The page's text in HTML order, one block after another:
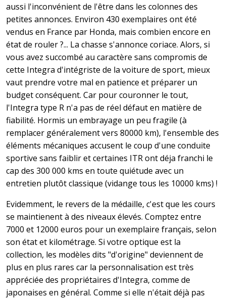
aussi l'inconvénient de l'être dans les colonnes des
petites annonces. Environ 430 exemplaires ont été
vendus en France par Honda, mais combien encore en
état de rouler ?... La chasse s'annonce coriace. Alors, si
vous avez succombé au caractère sans compromis de
cette Integra d'intégriste de la voiture de sport, mieux
vaut prendre votre mal en patience et préparer un
budget conséquent. Car pour couronner le tout,
l'Integra type R n'a pas de réel défaut en matière de
fiabilité. Hormis un embrayage un peu fragile (à
remplacer généralement vers 80000 km), l'ensemble des
éléments mécaniques accusent le coup d'une conduite
sportive sans faiblir et certaines ITR ont déja franchi le
cap des 300 000 kms en toute quiétude avec un
entretien plutôt classique (vidange tous les 10000 kms) !
Evidemment, le revers de la médaille, c'est que les cours
se maintienent à des niveaux élevés. Comptez entre
7000 et 12000 euros pour un exemplaire français, selon
son état et kilométrage. Si votre optique est la
collection, les modèles dits "d'origine" deviennent de
plus en plus rares car la personnalisation est très
appréciée des propriétaires d'Integra, comme de
japonaises en général. Comme si elle n'était déjà pas